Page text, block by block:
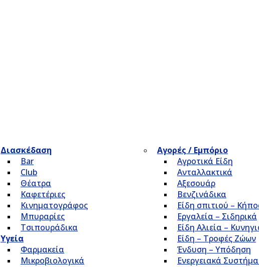
Αγορές / Εμπόριο
Αγροτικά Είδη
Ανταλλακτικά
Αξεσουάρ
Βενζινάδικα
Είδη σπιτιού –
Εργαλεία – Σιδηρικά
Είδη Αλιεία –
Είδη – Τροφές Ζώων
Ένδυση – Υπόδηση
Ενεργειακά
Διασκέδαση
Bar
Club
Θέατρα
Καφετέριες
Κινηματογράφος
Μπυραρίες
Τσιπουράδικα
Υγεία
Φαρμακεία
Μικροβιολογικά